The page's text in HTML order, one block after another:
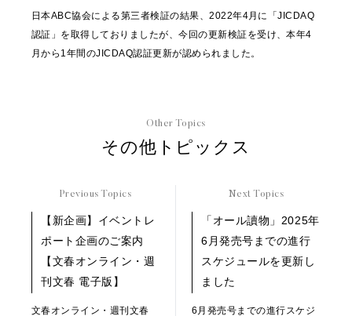
日本ABC協会による第三者検証の結果、2022年4月に「JICDAQ
認証」を取得しておりましたが、今回の更新検証を受け、本年4
月から1年間のJICDAQ認証更新が認められました。
Other Topics
その他トピックス
Previous Topics
【新企画】イベントレ
ポート企画のご案内
【文春オンライン・週
刊文春 電子版】
文春オンライン・週刊文春
Next Topics
「オール讀物」2025年
6月発売号までの進行
スケジュールを更新し
ました
6月発売号までの進行スケジ